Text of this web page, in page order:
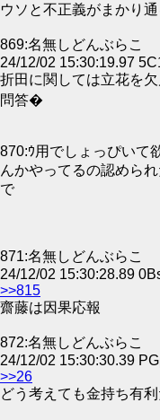
ウソと不正義がまかり
869:名無しどんぶらこ
24/12/02 15:30:19.97
折田に関しては立花を
問答�
870:ｳ用でしょっぴいて
んかやってるの認めら
で
871:名無しどんぶらこ
24/12/02 15:30:28.89
>>815
齋藤は因果応報
872:名無しどんぶらこ
24/12/02 15:30:30.39
>>26
どう考えても金持ち有